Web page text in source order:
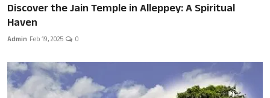
Discover the Jain Temple in Alleppey: A Spiritual
Haven
Admin Feb 19, 2025 0